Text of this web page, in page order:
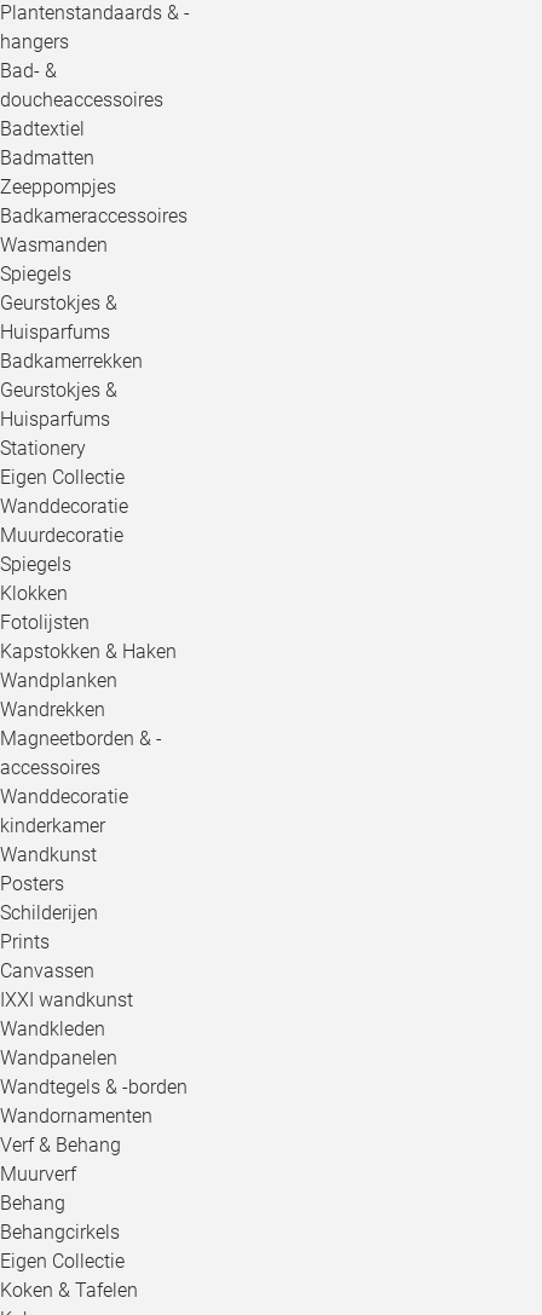
Plantenstandaards & -
hangers
Bad- &
doucheaccessoires
Badtextiel
Badmatten
Zeeppompjes
Badkameraccessoires
Wasmanden
Spiegels
Geurstokjes &
Huisparfums
Badkamerrekken
Geurstokjes &
Huisparfums
Stationery
Eigen Collectie
Wanddecoratie
Muurdecoratie
Spiegels
Klokken
Fotolijsten
Kapstokken & Haken
Wandplanken
Wandrekken
Magneetborden & -
accessoires
Wanddecoratie
kinderkamer
Wandkunst
Posters
Schilderijen
Prints
Canvassen
IXXI wandkunst
Wandkleden
Wandpanelen
Wandtegels & -borden
Wandornamenten
Verf & Behang
Muurverf
Behang
Behangcirkels
Eigen Collectie
Koken & Tafelen